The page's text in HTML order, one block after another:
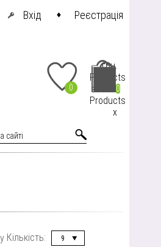
Вхід Реєстрація
0 0
грн.
Products
at cart
Products
x
Кількість: 9